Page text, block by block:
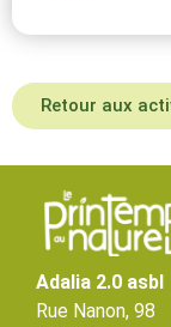
Retour aux
Adalia 2.0 asbl
Rue Nanon, 98